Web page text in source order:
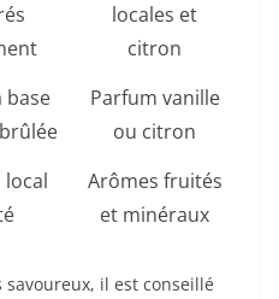
locales et
citron
base
Parfum vanille
ou citron
local
Arômes fruités
et minéraux
il est conseillé